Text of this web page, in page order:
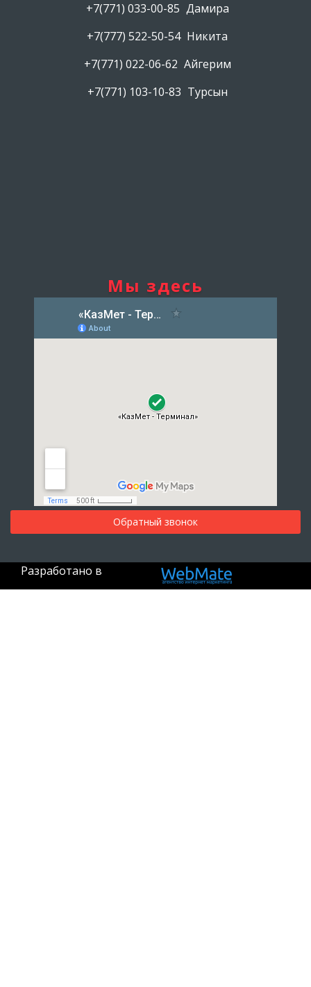
+7(771) 033-00-85 Дамира
+7(777) 522-50-54 Никита
+7(771) 022-06-62 Айгерим
+7(771) 103-10-83 Турсын
Мы здесь
Обратный звонок
Разработано в